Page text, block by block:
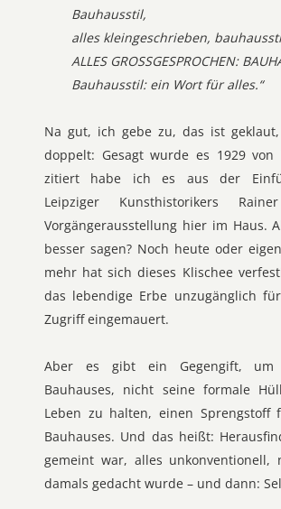
Bauhausstil,
alles kleingeschrieben,
ALLES GROSSGESPROCHEN:
Bauhausstil: ein Wort für alles.“
Na gut, ich gebe zu, das ist
doppelt: Gesagt wurde es 1929
zitiert habe ich es aus der
Leipziger Kunsthistorikers
Vorgängerausstellung hier im Haus.
besser sagen? Noch heute oder
mehr hat sich dieses Klischee
das lebendige Erbe unzugänglich
Zugriff eingemauert.
Aber es gibt ein Gegengift,
Bauhauses, nicht seine formale
Leben zu halten, einen
Bauhauses. Und das heißt:
gemeint war, alles unkonventionell,
damals gedacht wurde – und dann: